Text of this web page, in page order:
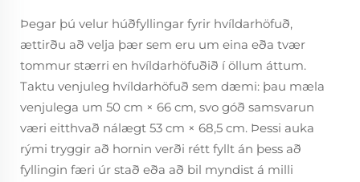
Þegar þú velur húðfyllingar fyrir hvíldarhöfuð,
ættirðu að velja þær sem eru um eina eða tvær
tommur stærri en hvíldarhöfuðið í öllum áttum.
Taktu venjuleg hvíldarhöfuð sem dæmi: þau mæla
venjulega um 50 cm × 66 cm, svo góð samsvarun
væri eitthvað nálægt 53 cm × 68,5 cm. Þessi auka
rými tryggir að hornin verði rétt fyllt án þess að
fyllingin færi úr stað eða að bil myndist á milli